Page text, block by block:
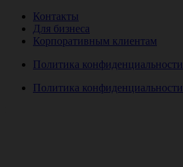
Контакты
Для бизнеса
Корпоративным клиентам
Политика конфиденциальности
Политика конфиденциальности